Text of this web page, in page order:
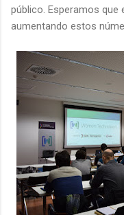
público. Esperamos que
aumentando estos